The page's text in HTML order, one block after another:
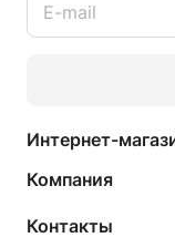
Интернет-
Компания
Контакты